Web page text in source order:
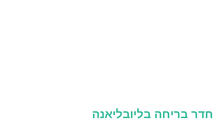
חדר בריחה בליובליאנה